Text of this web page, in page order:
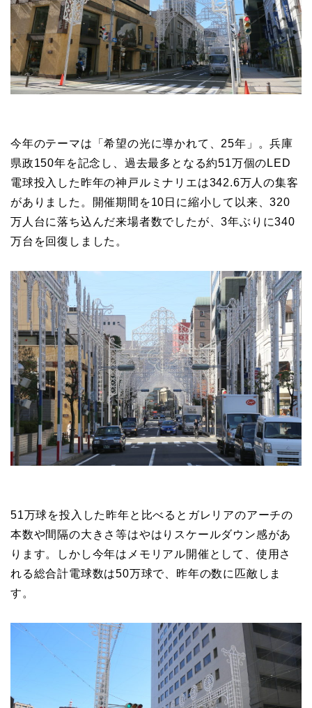
今年のテーマは「希望の光に導かれて、25年」。兵庫
県政150年を記念し、過去最多となる約51万個のLED
電球投入した昨年の神戸ルミナリエは342.6万人の集客
がありました。開催期間を10日に縮小して以来、320
万人台に落ち込んだ来場者数でしたが、3年ぶりに340
万台を回復しました。
51万球を投入した昨年と比べるとガレリアのアーチの
本数や間隔の大きさ等はやはりスケールダウン感があ
ります。しかし今年はメモリアル開催として、使用さ
れる総合計電球数は50万球で、昨年の数に匹敵しま
す。